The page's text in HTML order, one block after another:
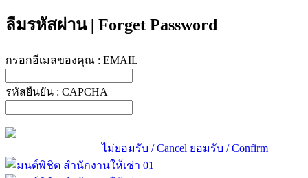
ลืมรหัสผ่าน | Forget Password
กรอกอีเมลของคุณ : EMAIL
รหัสยืนยัน : CAPCHA
ไม่ยอมรับ / Cancel ยอมรับ / Confirm